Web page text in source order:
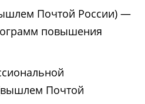
Почтой России) —
повышения
Почтой